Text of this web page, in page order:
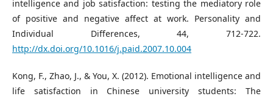
intelligence and job satisfaction: testing the mediatory role
of positive and negative affect at work. Personality and
Individual Differences, 44, 712-722.
http://dx.doi.org/10.1016/j.paid.2007.10.004
Kong, F., Zhao, J., & You, X. (2012). Emotional intelligence and
life satisfaction in Chinese university students: The